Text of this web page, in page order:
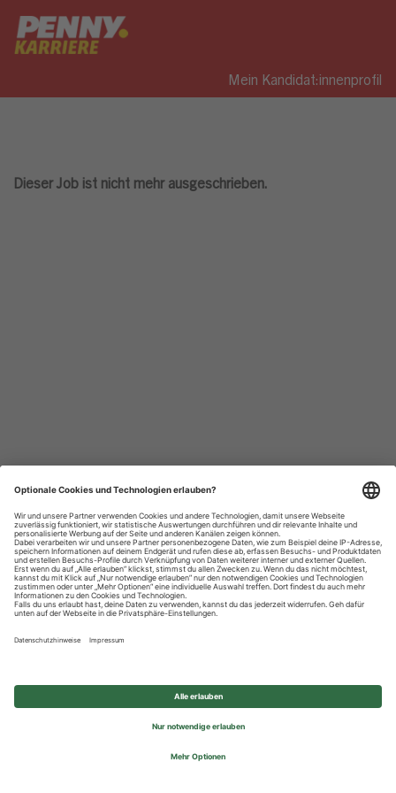
Mein Kandidat:innenprofil
Dieser Job ist nicht mehr ausgeschrieben.
Datenschutzhinweise
Impressum
Privatsphäre-Einstellungen
© 2026 REWE Group - All rights reserved